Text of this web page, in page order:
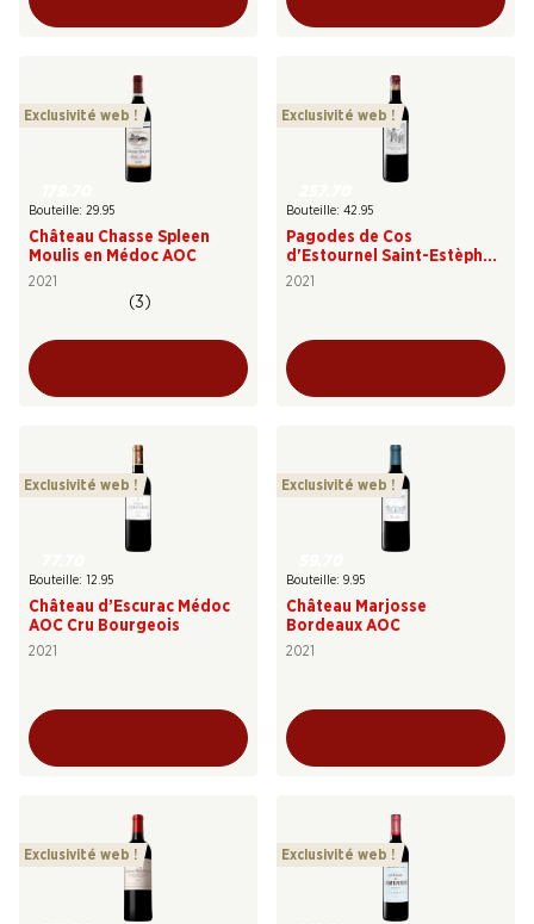
Exclusivité web !
Bouteille: 29.95
Château Chasse Spleen
Moulis en Médoc AOC
2021
(3)
Exclusivité web !
Bouteille: 42.95
Pagodes de Cos
d'Estournel Saint-Estèphe
AOC
2021
Exclusivité web !
Bouteille: 12.95
Château d’Escurac Médoc
AOC Cru Bourgeois
2021
Exclusivité web !
Bouteille: 9.95
Château Marjosse
Bordeaux AOC
2021
Exclusivité web ! Exclusivité web !